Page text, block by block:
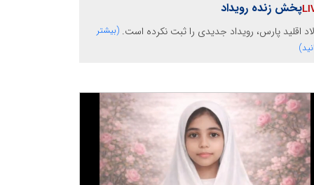
پخش زنده رویداد
اقلید پارس، رویداد جدیدی را ثبت نکرده است. (بیشتر